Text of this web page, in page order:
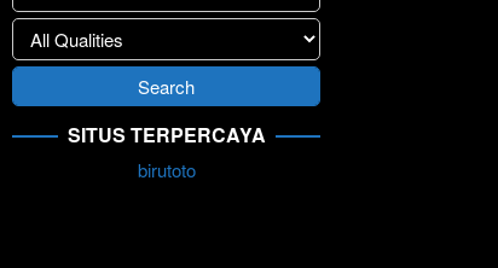
SITUS TERPERCAYA
birutoto